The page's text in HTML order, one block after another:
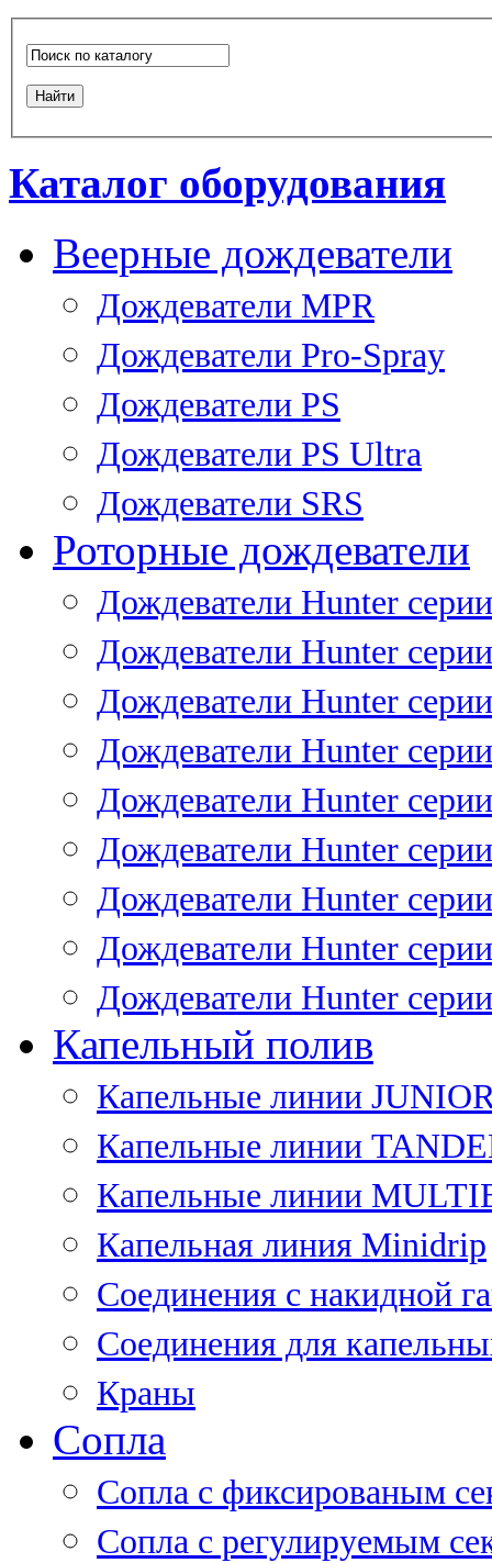
Каталог оборудования
Веерные дождеватели
Дождеватели MPR
Дождеватели Pro-Spray
Дождеватели PS
Дождеватели PS Ultra
Дождеватели SRS
Роторные дождеватели
Дождеватели Hunter
Дождеватели Hunter
Дождеватели Hunter
Дождеватели Hunter
Дождеватели Hunter
Дождеватели Hunter
Дождеватели Hunter
Дождеватели Hunter
Дождеватели Hunter
Капельный полив
Капельные линии
Капельные линии
Капельные линии
Капельная линия Minidrip
Соединения с накидной
Соединения для
Краны
Сопла
Cопла с фиксированым
Сопла с регулируемым